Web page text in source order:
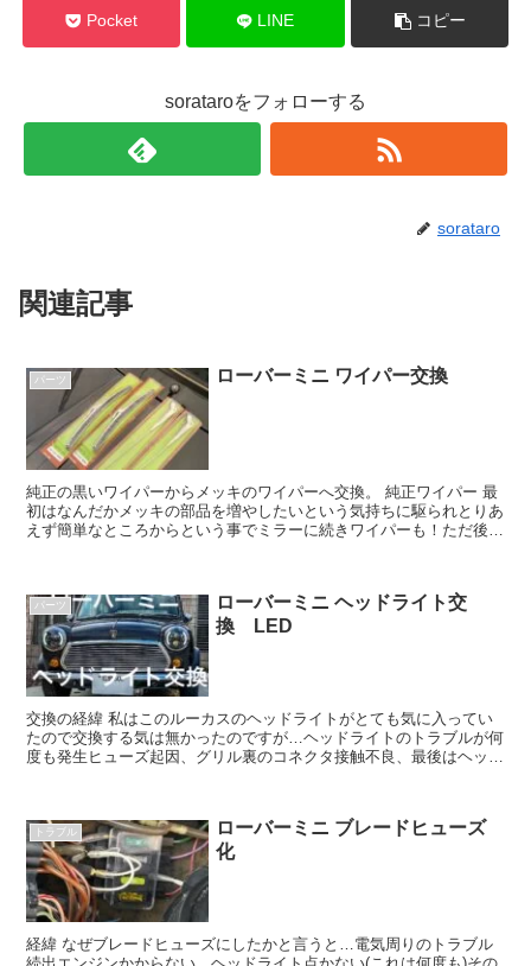
Pocket LINE コピー
sorataroをフォローする
sorataro
関連記事
パーツ ローバーミニ ワイパー交換
純正の黒いワイパーからメッキのワイパーへ交換。 純正ワイパー 最
初はなんだかメッキの部品を増やしたいという気持ちに駆られとりあ
えず簡単なところからという事でミラーに続きワイパーも！ただ後に
パーツ
ローバーミニ ヘッドライト交
換 LED
交換の経緯 私はこのルーカスのヘッドライトがとても気に入ってい
たので交換する気は無かったのですが…ヘッドライトのトラブルが何
度も発生ヒューズ起因、グリル裏のコネクタ接触不良、最後はヘッド
トラブル
ローバーミニ ブレードヒューズ
化
経緯 なぜブレードヒューズにしたかと言うと…電気周りのトラブル